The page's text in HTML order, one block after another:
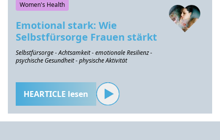
Women's Health
Emotional stark: Wie
Selbstfürsorge Frauen stärkt
Selbstfürsorge - Achtsamkeit - emotionale Resilienz -
psychische Gesundheit - physische Aktivität
HEARTICLE lesen